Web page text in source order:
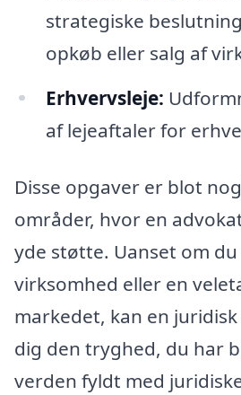
strategiske
opkøb eller salg af
Erhvervsleje:
af lejeaftaler for
Disse opgaver er blot
områder, hvor en
yde støtte. Uanset om
virksomhed eller en
markedet, kan en
dig den tryghed, du har
verden fyldt med